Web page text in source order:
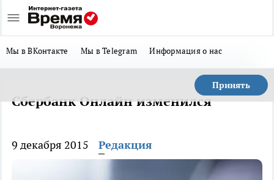
Мы в ВКонтакте Мы в Telegram Информация о нас
Принять
Сбербанк Онлайн изменился
9 декабря 2015 Редакция